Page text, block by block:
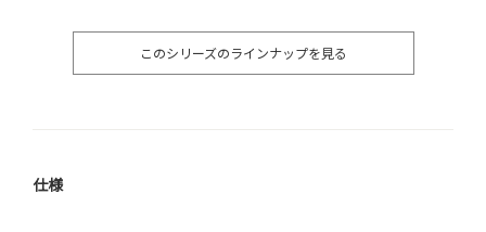
このシリーズのラインナップを見る
仕様